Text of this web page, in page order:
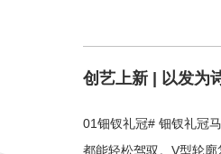
创艺上新 | 以发为
01钿钗礼冠# 钿钗礼冠
都能轻松驾驭。V型轮